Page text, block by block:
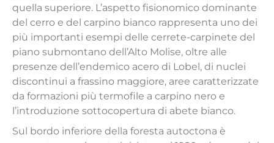
quella superiore. L’aspetto fisionomico dominante
del cerro e del carpino bianco rappresenta uno dei
più importanti esempi delle cerrete-carpinete del
piano submontano dell’Alto Molise, oltre alle
presenze dell’endemico acero di Lobel, di nuclei
discontinui a frassino maggiore, aree caratterizzate
da formazioni più termofile a carpino nero e
l’introduzione sottocopertura di abete bianco.
Sul bordo inferiore della foresta autoctona è